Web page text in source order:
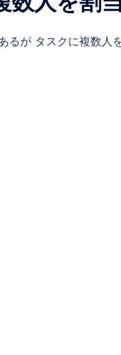
るが タスクに複数人